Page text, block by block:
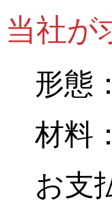
当社が
形態
材料
お支